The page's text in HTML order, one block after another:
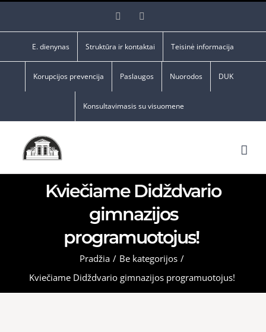
Facebook
E. dienynas Struktūra ir kontaktai Teisinė informacija
Korupcijos prevencija Paslaugos Nuorodos DUK
Konsultavimasis su visuomene
Kviečiame Didždvario
gimnazijos
programuotojus!
Pradžia / Be kategorijos /
Kviečiame Didždvario gimnazijos programuotojus!